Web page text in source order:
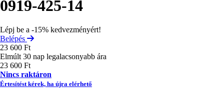
0919-425-14
Lépj be a -15% kedvezményért!
Belépés
23 600 Ft
Elmúlt 30 nap legalacsonyabb ára
23 600 Ft
Nincs raktáron
Értesítést kérek, ha újra elérhető